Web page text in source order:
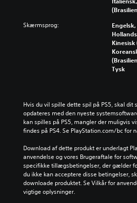
Skærmsprog:
Tysk
Hvis du vil spille dette spil på PS5, skal dit
opdateres med den nyeste
kan spilles på PS5, mangler der muligvis
findes på PS4. Se PlayStation.com/bc for
Download af dette produkt er underlagt
anvendelse og vores Brugeraftale for
specifikke tillægsbetingelser, der gælder
du ikke kan acceptere disse betingelser,
downloade produktet. Se Vilkår for
vigtige oplysninger.